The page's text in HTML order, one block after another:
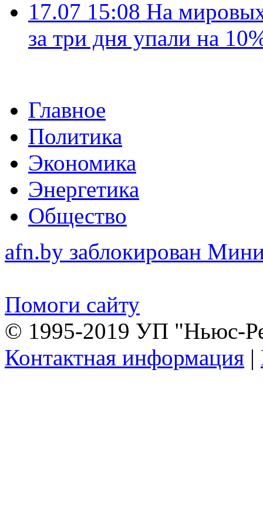
17.07 15:08 На
за три дня упали на
Главное
Политика
Экономика
Энергетика
Общество
afn.by заблокирован
Помоги сайту
© 1995-2019 УП "Ньюс-
Контактная информация |